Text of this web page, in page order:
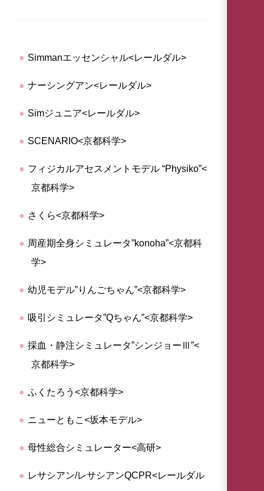
Simmanエッセンシャル<レールダル>
ナーシングアン<レールダル>
Simジュニア<レールダル>
SCENARIO<京都科学>
フィジカルアセスメントモデル “Physiko”<
京都科学>
さくら<京都科学>
周産期全身シミュレータ”konoha”<京都科
学>
幼児モデル”りんごちゃん”<京都科学>
吸引シミュレータ”Qちゃん”<京都科学>
採血・静注シミュレータ”シンジョーⅢ”<
京都科学>
ふくたろう<京都科学>
ニューともこ<坂本モデル>
母性総合シミュレーター<高研>
レサシアン/レサシアンQCPR<レールダル